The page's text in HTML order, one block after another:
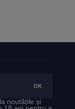
noutățile și